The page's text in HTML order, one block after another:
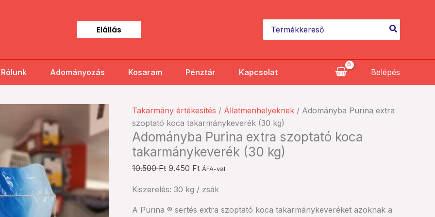
Elállás
for:
Rólunk Adományozás Kosaram Pénztár Kapcsolat Belépés
Takarmány értékesítés / Állatmenhelyeknek / Adományba Purina extra
szoptató koca takarmánykeverék (30 kg)
Adományba Purina extra szoptató koca
takarmánykeverék (30 kg)
10.500Ft
Original
price
was:
10.500 Ft.
9.450 Ft
Current
price
is:
9.450 Ft.
ÁFA-val
Kiszerelés: 30 kg / zsák
A Purina ® sertés extra szoptató koca takarmánykeveréket azoknak a
Adományba
Purina
extra
szoptató
takarmánykeverék
(30
mennyiség